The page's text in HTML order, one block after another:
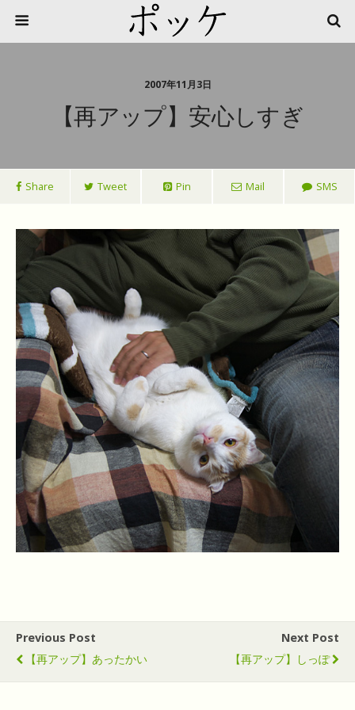
2007年11月3日
【再アップ】安心しすぎ
Share Tweet Pin Mail SMS
Previous Post
【再アップ】あったかい
Next Post
【再アップ】しっぽ